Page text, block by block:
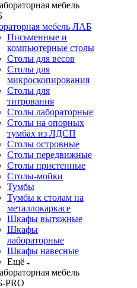
мебель ЛАБ
Письменные и
компьютерные столы
Столы для весов
Столы для
микроскопирования
Столы для
титрования
Столы лабораторные
Столы на опорных
тумбах из ЛДСП
Столы островные
Столы передвижные
Столы пристенные
Столы-мойки
Тумбы
Тумбы к столам на
металлокаркасе
Шкафы вытяжные
Шкафы
лабораторные
Шкафы навесные
Ещё